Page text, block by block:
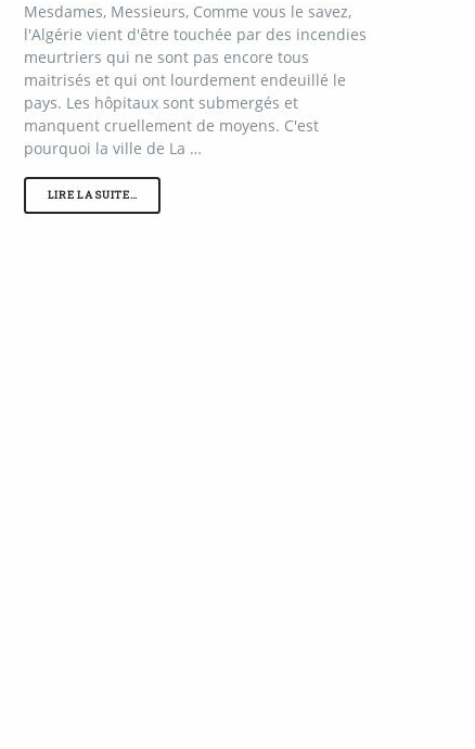
Mesdames, Messieurs, Comme vous le savez,
l'Algérie vient d'être touchée par des incendies
meurtriers qui ne sont pas encore tous
maitrisés et qui ont lourdement endeuillé le
pays. Les hôpitaux sont submergés et
manquent cruellement de moyens. C'est
pourquoi la ville de La …
LIRE LA SUITE…